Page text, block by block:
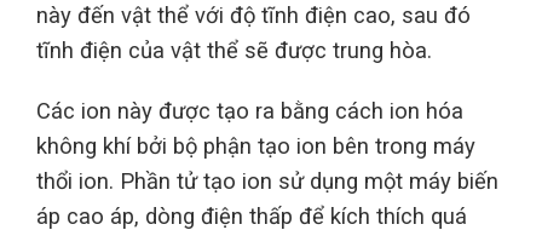
này đến vật thể với độ tĩnh điện cao, sau đó
tĩnh điện của vật thể sẽ được trung hòa.
Các ion này được tạo ra bằng cách ion hóa
không khí bởi bộ phận tạo ion bên trong máy
thổi ion. Phần tử tạo ion sử dụng một máy biến
áp cao áp, dòng điện thấp để kích thích quá